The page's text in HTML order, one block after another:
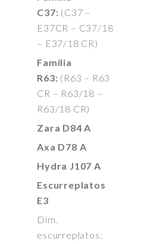
C37: (C37 –
E37CR – C37/18
– E37/18 CR)
Familia
R63: (R63 – R63
CR – R63/18 –
R63/18 CR)
Zara D84 A
Axa D78 A
Hydra J107 A
Escurreplatos
E3
Dim.
escurreplatos: